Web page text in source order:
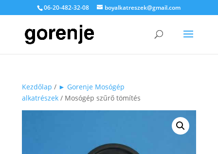
06-20-482-32-08 boyalkatreszek@gmail.com
Kezdőlap / ► Gorenje Mosógép
alkatrészek/ Mosógép szűrő tömítés